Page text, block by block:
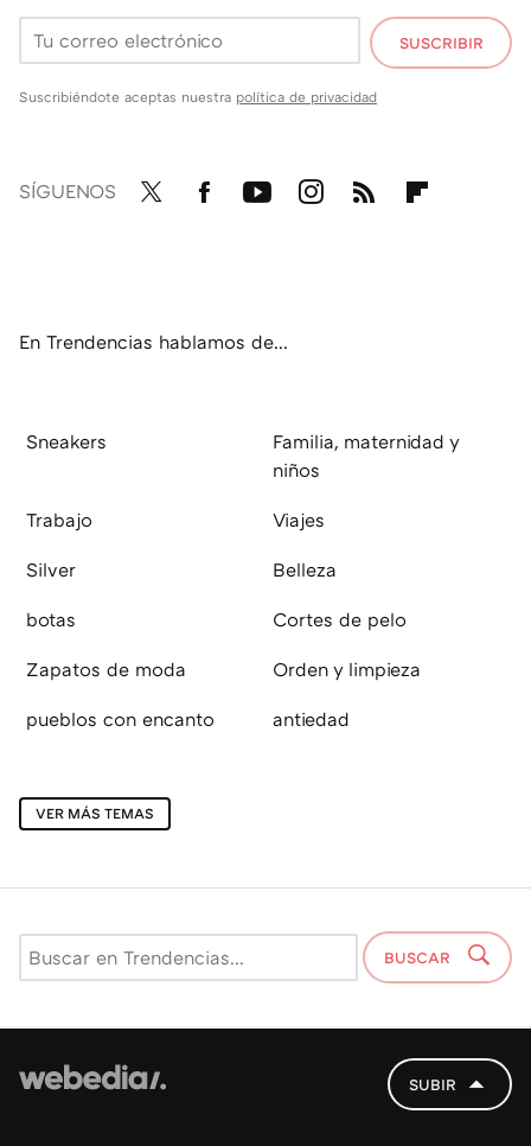
SUSCRIBIR
Suscribiéndote aceptas nuestra política de privacidad
SÍGUENOS
En Trendencias hablamos de...
Sneakers
Familia, maternidad y
niños
Trabajo Viajes
Silver Belleza
botas Cortes de pelo
Zapatos de moda Orden y limpieza
pueblos con encanto antiedad
VER MÁS TEMAS
BUSCAR
SUBIR